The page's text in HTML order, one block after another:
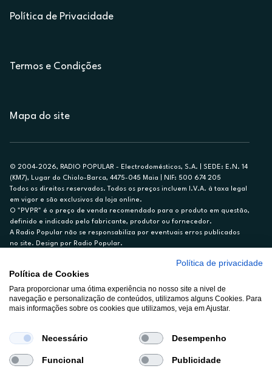
Política de Privacidade
Termos e Condições
Mapa do site
© 2004-2026, RADIO POPULAR - Electrodomésticos, S.A. | SEDE: E.N. 14
(KM7), Lugar do Chiolo-Barca, 4475-045 Maia | NIF: 500 674 205
Todos os direitos reservados. Todos os preços incluem I.V.A. à taxa legal
em vigor e são exclusivos da loja online.
O "PVPR" é o preço de venda recomendado para o produto em questão,
definido e indicado pelo fabricante, produtor ou fornecedor.
A Radio Popular não se responsabiliza por eventuais erros publicados
no site. Design por Radio Popular.
Ex. para limite de crédito de €1.500, reembolsado em 12 meses, TAN
14,79%.
Crédito sujeito a aprovação pelo Cetelem, marca BNP Paribas Personal
Finance, S.A., Sucursal em Portugal. Informe-se no 21 721 90 00 (dias
A Rádio Popular – Eletrodomésticos S.A. (Registo BdP848) atua como
intermediário de crédito a título acessório e com exclusividade (registo
BdP 2314.)
Política de privacidade
Política de Cookies
Para proporcionar uma ótima experiência no nosso site a nivel de
navegação e personalização de conteúdos, utilizamos alguns Cookies. Para
mais informações sobre os cookies que utilizamos, veja em Ajustar.
Necessário Desempenho
Funcional Publicidade